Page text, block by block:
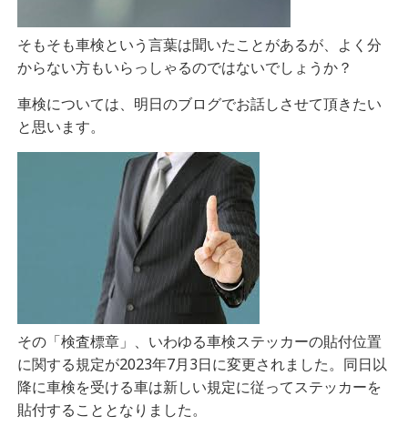
そもそも車検という言葉は聞いたことがあるが、よく分
からない方もいらっしゃるのではないでしょうか？
車検については、明日のブログでお話しさせて頂きたい
と思います。
その「検査標章」、いわゆる車検ステッカーの貼付位置
に関する規定が2023年7月3日に変更されました。同日以
降に車検を受ける車は新しい規定に従ってステッカーを
貼付することとなりました。